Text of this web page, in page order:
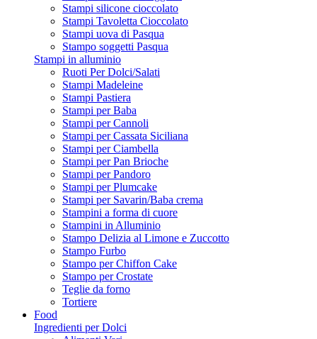
Stampi silicone cioccolato
Stampi Tavoletta Cioccolato
Stampi uova di Pasqua
Stampo soggetti Pasqua
Stampi in alluminio
Ruoti Per Dolci/Salati
Stampi Madeleine
Stampi Pastiera
Stampi per Baba
Stampi per Cannoli
Stampi per Cassata Siciliana
Stampi per Ciambella
Stampi per Pan Brioche
Stampi per Pandoro
Stampi per Plumcake
Stampi per Savarin/Baba crema
Stampini a forma di cuore
Stampini in Alluminio
Stampo Delizia al Limone e Zuccotto
Stampo Furbo
Stampo per Chiffon Cake
Stampo per Crostate
Teglie da forno
Tortiere
Food
Ingredienti per Dolci